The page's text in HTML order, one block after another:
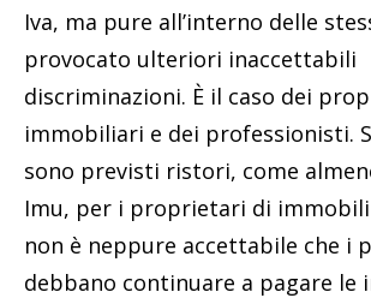
Iva, ma pure all’interno delle
provocato ulteriori inaccettabili
discriminazioni. È il caso dei
immobiliari e dei professionisti.
sono previsti ristori, come
Imu, per i proprietari di
non è neppure accettabile che i
debbano continuare a pagare le